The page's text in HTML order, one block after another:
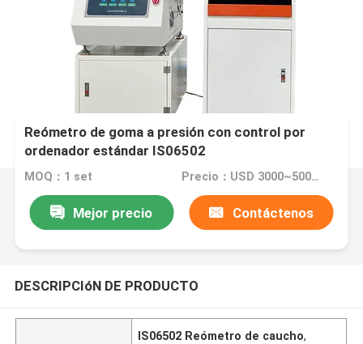
Reómetro de goma a presión con control por
ordenador estándar IS06502
MOQ：1 set Precio：USD 3000~5000/per set
Mejor precio Contáctenos
DESCRIPCIóN DE PRODUCTO
IS06502 Reómetro de caucho,